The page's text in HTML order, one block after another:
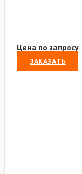
Цена по запросу
ЗАКАЗАТЬ